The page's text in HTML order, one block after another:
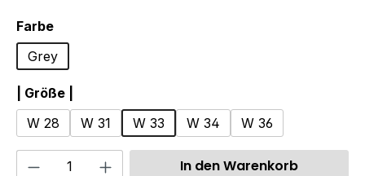
Farbeauswählen
Grey
| Größe |
W 28
W 31 W 33 W 34 W 36
Produkt Anzahl: Gib denIn den Warenkorb